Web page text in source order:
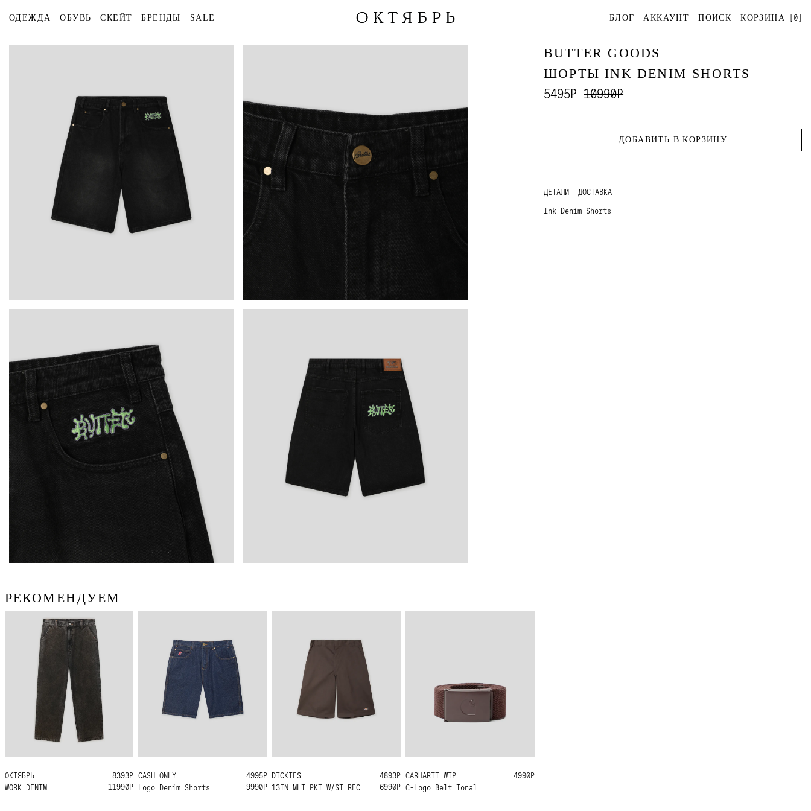
ОДЕЖДА ОБУВЬ СКЕЙТ БРЕНДЫ SALE БЛОГ АККАУНТ ПОИСК КОРЗИНА [0]
BUTTER GOODS
ШОРТЫ INK DENIM SHORTS
5495Р 10990Р
ДОБАВИТЬ В КОРЗИНУ
ДЕТАЛИ
ДОСТАВКА
Ink Denim Shorts
РЕКОМЕНДУЕМ
ОКТЯБРЬ
WORK DENIM
34 32 30
8393Р
11990Р
CASH ONLY
Logo Denim Shorts
32
4995Р
9990Р
DICKIES
13IN MLT PKT W/ST REC
32 31 30
4893Р
6990Р
CARHARTT WIP
C-Logo Belt Tonal
ONE SIZE 4990Р